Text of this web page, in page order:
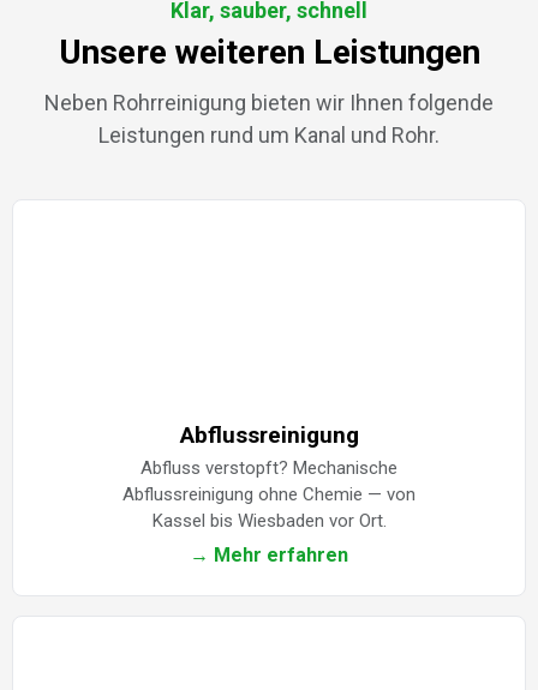
Klar, sauber, schnell
Unsere weiteren Leistungen
Neben Rohrreinigung bieten wir Ihnen folgende
Leistungen rund um Kanal und Rohr.
Abflussreinigung
Abfluss verstopft? Mechanische
Abflussreinigung ohne Chemie — von
Kassel bis Wiesbaden vor Ort.
→ Mehr erfahren